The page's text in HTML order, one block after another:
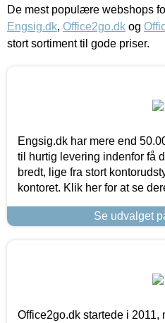
De mest populære webshops
Engsig.dk, Office2go.dk og
stort sortiment til gode priser.
Engsig.dk har mere end
til hurtig levering indenfor få
bredt, lige fra stort
kontoret. Klik her for at se
Se udvalget
Office2go.dk startede i 2011,